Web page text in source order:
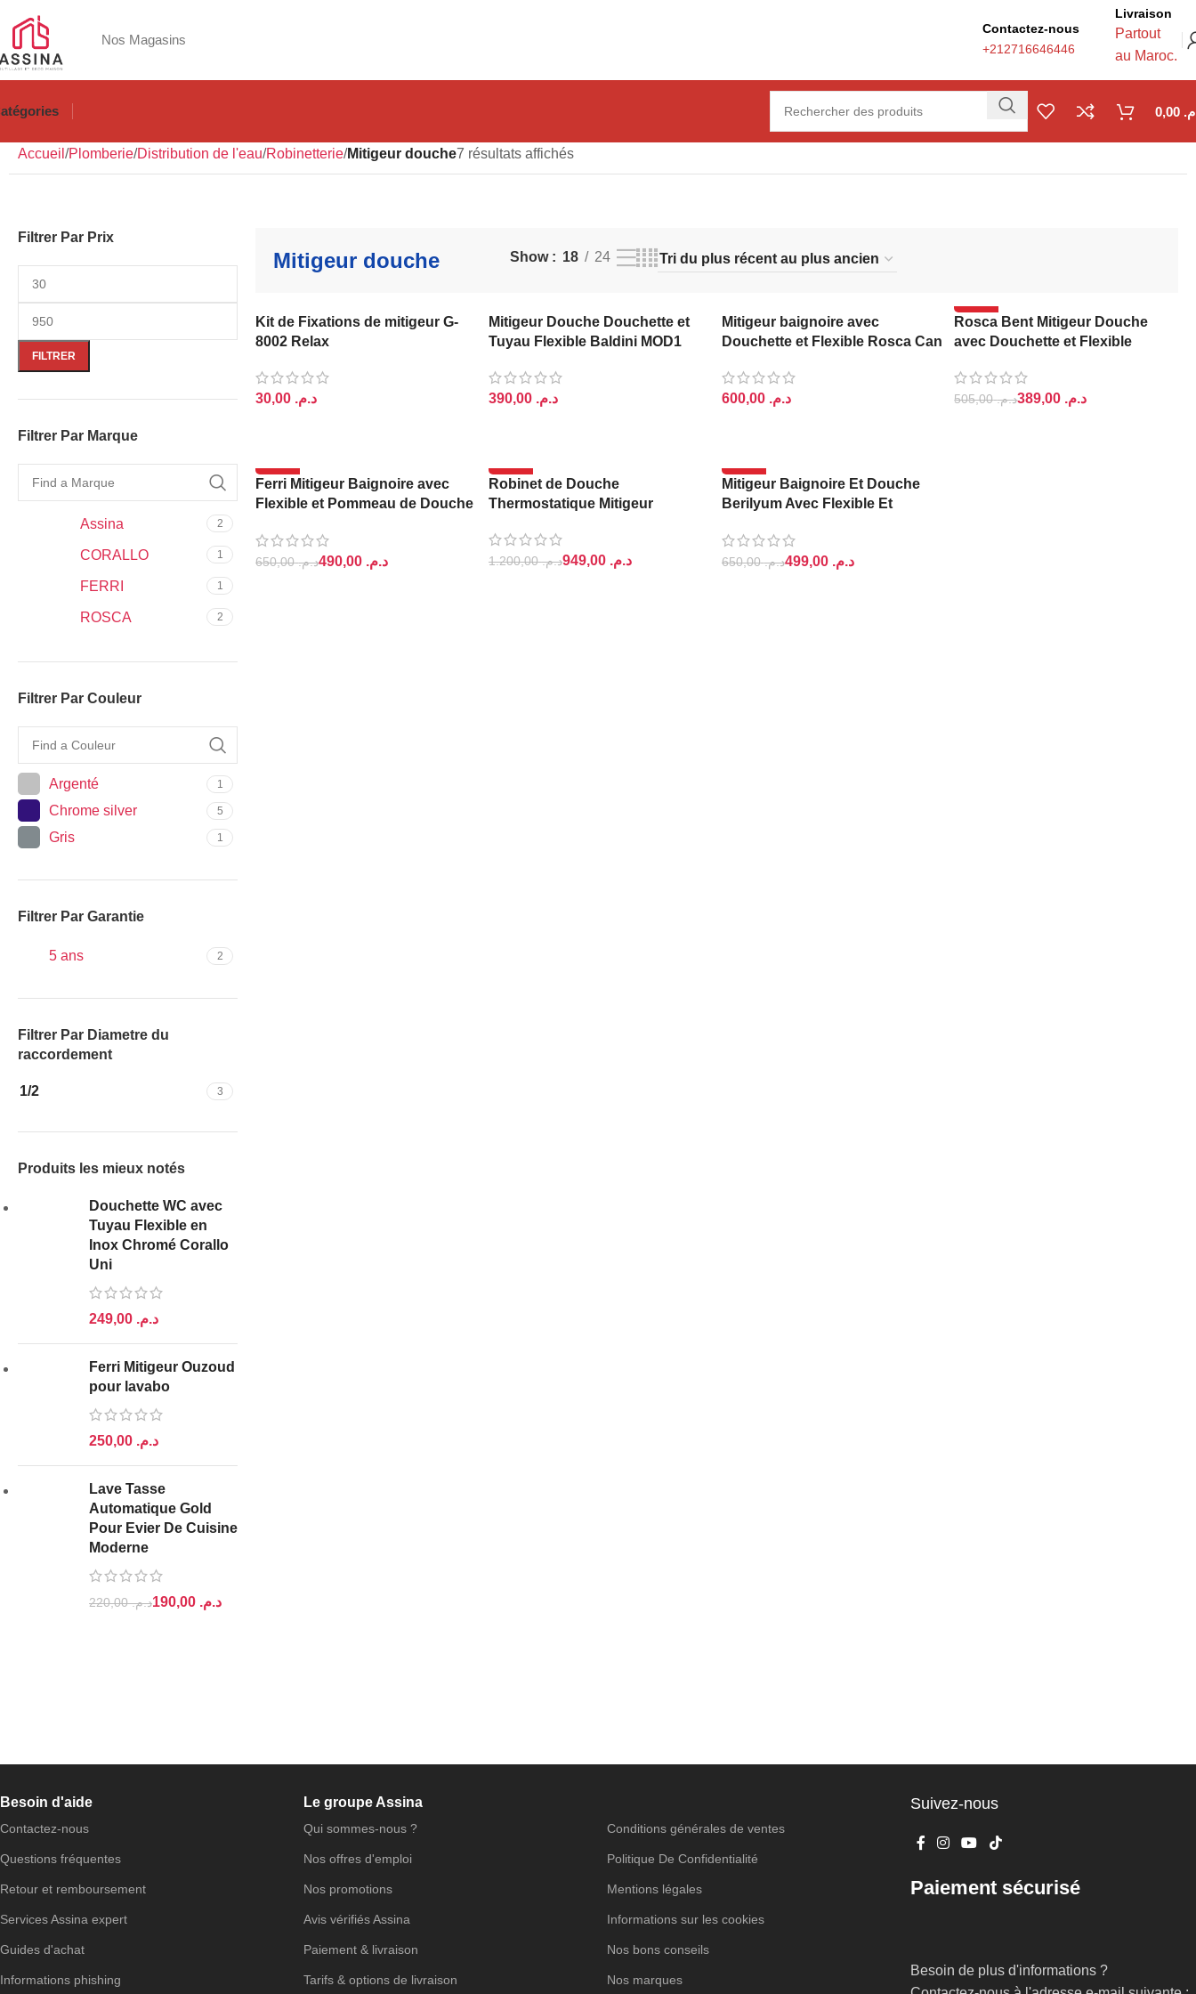
Nos Magasins
Contactez-nous
+212716646446
Livraison
Partout
au Maroc.
Accueil Plomberie Distribution de l'eau Robinetterie Mitigeur douche7 résultats affichés
Filtrer Par Prix
FILTRER
Filtrer Par Marque
Assina 2
CORALLO 1
FERRI 1
ROSCA 2
Filtrer Par Couleur
Argenté 1
Chrome silver 5
Gris 1
Filtrer Par Garantie
5 ans 2
Filtrer Par Diametre du
raccordement
1/2 3
Produits les mieux notés
Douchette WC avec
Tuyau Flexible en
Inox Chromé Corallo
Uni
د.م.
Ferri Mitigeur Ouzoud
pour lavabo
د.م.
Lave Tasse
Automatique Gold
Pour Evier De Cuisine
Moderne
د.م.220,00 د.م.
Mitigeur douche Show 18 24
Kit de Fixations de mitigeur G-
8002 Relax
د.م.
Mitigeur Douche Douchette et
Tuyau Flexible Baldini MOD1
د.م.
Mitigeur baignoire avec
Douchette et Flexible Rosca Can
د.م.
-23%
Rosca Bent Mitigeur Douche
avec Douchette et Flexible
د.م.505,00 د.م.
-25%
Ferri Mitigeur Baignoire avec
Flexible et Pommeau de Douche
د.م.650,00 د.م.
-21%
Robinet de Douche
Thermostatique Mitigeur
د.م.1.200,00 د.م. 949,00
-23%
Mitigeur Baignoire Et Douche
Berilyum Avec Flexible Et
د.م.650,00 د.م. 499,00
Besoin d'aide
Contactez-nous
Questions fréquentes
Retour et remboursement
Services Assina expert
Guides d'achat
Informations phishing
Le groupe Assina
Qui sommes-nous ?
Nos offres d'emploi
Nos promotions
Avis vérifiés Assina
Paiement & livraison
Tarifs & options de livraison
Conditions générales de ventes
Politique De Confidentialité
Mentions légales
Informations sur les cookies
Nos bons conseils
Nos marques
Suivez-nous
Paiement sécurisé
Besoin de plus d'informations ?